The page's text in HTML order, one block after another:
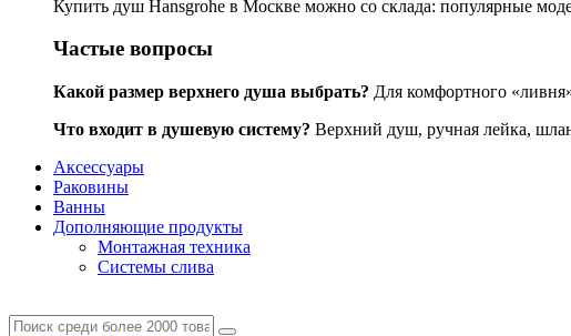
Купить душ Hansgrohe в Москве можно со склада: популярные
Частые вопросы
Какой размер верхнего душа выбрать? Для комфортного
Что входит в душевую систему? Верхний душ, ручная лейка,
Аксессуары
Раковины
Ванны
Дополняющие продукты
Монтажная техника
Системы слива